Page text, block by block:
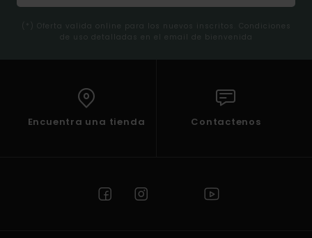
(*) Oferta valida online para los nuevos inscritos. Condiciones
de uso detalladas en el email de bienvenida
Encuentra una tienda Contactenos